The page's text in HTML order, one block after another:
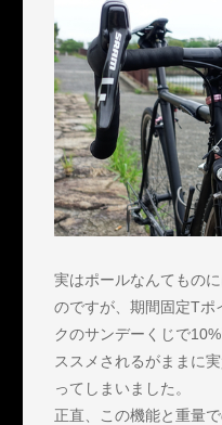
実はポールなんてもの
のですが、期間固定Tポ
クのサンデーくじで
ススメされるがままに
ってしまいました。
正直、この機能と重量